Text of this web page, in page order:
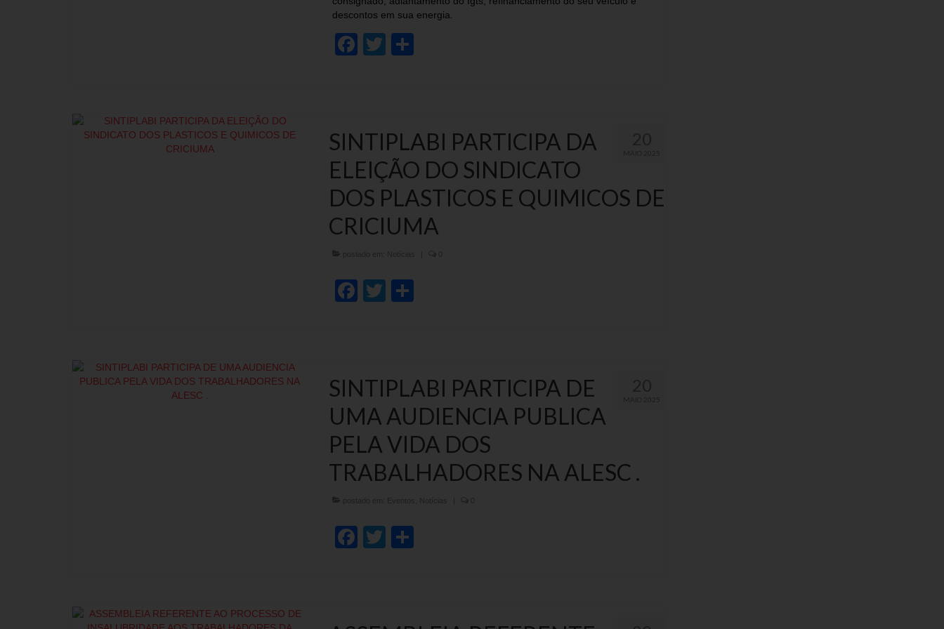
descontos em sua energia.
Facebook
Twitter
SINTIPLABI PARTICIPA DA
ELEIÇÃO DO SINDICATO
DOS PLASTICOS E QUIMICOS DE
CRICIUMA
postado em: Notícias 0
Facebook
Twitter
SINTIPLABI PARTICIPA DE
UMA AUDIENCIA PUBLICA
PELA VIDA DOS
TRABALHADORES NA ALESC .
postado em: Eventos Notícias 0
Facebook
Twitter